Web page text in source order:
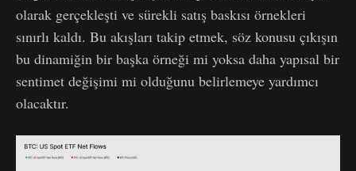
olarak gerçekleşti ve sürekli satış baskısı örnekleri
sınırlı kaldı. Bu akışları takip etmek, söz konusu çıkışın
bu dinamiğin bir başka örneği mi yoksa daha yapısal bir
sentimet değişimi mi olduğunu belirlemeye yardımcı
olacaktır.